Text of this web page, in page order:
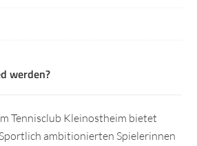
werden?
Tennisclub Kleinostheim bietet
ambitionierten Spielerinnen